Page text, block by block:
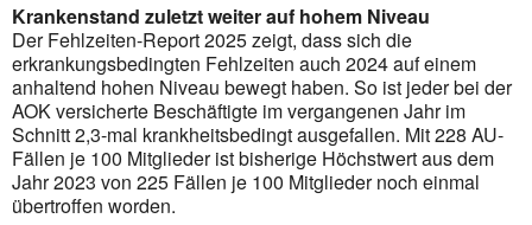
Krankenstand zuletzt weiter auf hohem Niveau
Der Fehlzeiten-Report 2025 zeigt, dass sich die
erkrankungsbedingten Fehlzeiten auch 2024 auf einem
anhaltend hohen Niveau bewegt haben. So ist jeder bei der
AOK versicherte Beschäftigte im vergangenen Jahr im
Schnitt 2,3-mal krankheitsbedingt ausgefallen. Mit 228 AU-
Fällen je 100 Mitglieder ist bisherige Höchstwert aus dem
Jahr 2023 von 225 Fällen je 100 Mitglieder noch einmal
übertroffen worden.